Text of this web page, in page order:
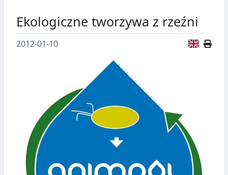
Ekologiczne tworzywa z rzeźni
2012-01-10